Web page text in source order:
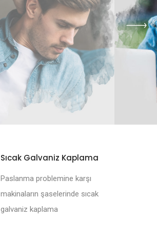
Sıcak Galvaniz Kaplama
Paslanma problemine karşı
makinaların şaselerinde sıcak
galvaniz kaplama